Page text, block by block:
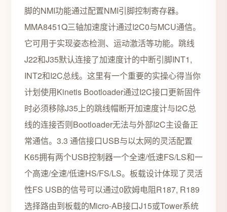
脚的NMI功能通过配置NMI引脚控制寄存器。
MMA8451Q三轴加速度计通过I2C0与MCU通信。
它可用于实现姿态检测、运动激活等功能。跳线
J22和J35默认连接了加速度计的中断引脚INT1,
INT2和I2C总线。这里有一个重要的实操心得当你
计划使用Kinetis Bootloader通过I2C接口更新固件
时必须移除J35上的跳线帽断开加速度计与I2C总
线的连接否则Bootloader无法与外部I2C主设备正
常通信。3.3 通信接口USB与以太网的灵活配置
K65拥有两个USB控制器一个全速/低速FS/LS和一
个高速/全速/低速HS/FS/LS。板载设计体现了灵活
性FS USB的信号可以通过0欧姆电阻R187, R189
选择路由到板载的Micro-AB接口J15或Tower系统